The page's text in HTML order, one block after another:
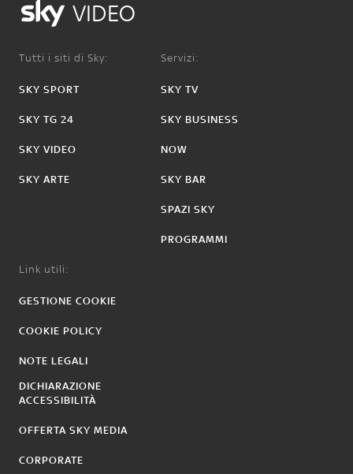
VIDEO
Tutti i siti di Sky:
SKY SPORT
SKY TG 24
SKY VIDEO
SKY ARTE
Servizi:
SKY TV
SKY BUSINESS
NOW
SKY BAR
SPAZI SKY
PROGRAMMI
Link utili:
GESTIONE COOKIE
COOKIE POLICY
NOTE LEGALI
DICHIARAZIONE
ACCESSIBILITÀ
OFFERTA SKY MEDIA
CORPORATE